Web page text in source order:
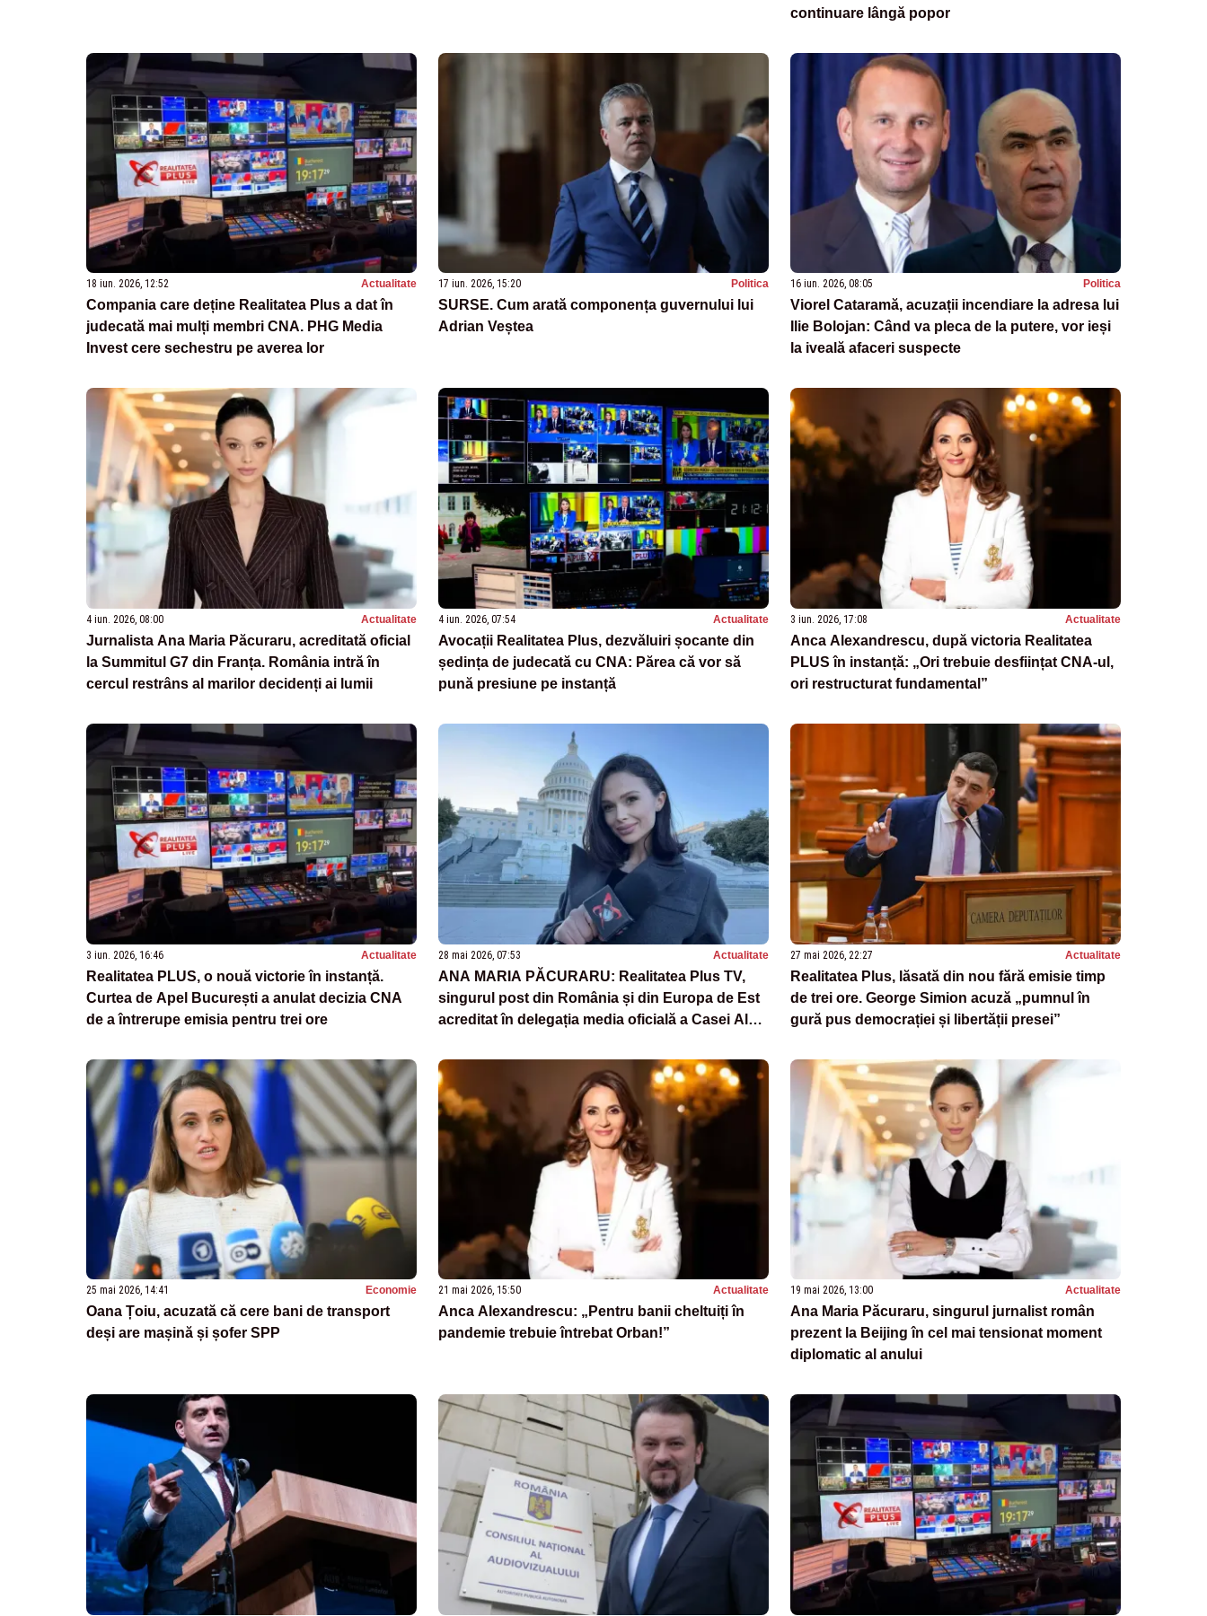
continuare lângă popor
18 iun. 2026, 12:52 Actualitate
Compania care deține Realitatea Plus a dat în
judecată mai mulți membri CNA. PHG Media
Invest cere sechestru pe averea lor
17 iun. 2026, 15:20 Politica
SURSE. Cum arată componența guvernului lui
Adrian Veștea
16 iun. 2026, 08:05 Politica
Viorel Cataramă, acuzații incendiare la adresa lui
Ilie Bolojan: Când va pleca de la putere, vor ieși
la iveală afaceri suspecte
4 iun. 2026, 08:00 Actualitate
Jurnalista Ana Maria Păcuraru, acreditată oficial
la Summitul G7 din Franța. România intră în
cercul restrâns al marilor decidenți ai lumii
4 iun. 2026, 07:54 Actualitate
Avocații Realitatea Plus, dezvăluiri șocante din
ședința de judecată cu CNA: Părea că vor să
pună presiune pe instanță
3 iun. 2026, 17:08 Actualitate
Anca Alexandrescu, după victoria Realitatea
PLUS în instanță: „Ori trebuie desființat CNA-ul,
ori restructurat fundamental”
3 iun. 2026, 16:46 Actualitate
Realitatea PLUS, o nouă victorie în instanță.
Curtea de Apel București a anulat decizia CNA
de a întrerupe emisia pentru trei ore
28 mai 2026, 07:53 Actualitate
ANA MARIA PĂCURARU: Realitatea Plus TV,
singurul post din România și din Europa de Est
acreditat în delegația media oficială a Casei Albe
27 mai 2026, 22:27 Actualitate
Realitatea Plus, lăsată din nou fără emisie timp
de trei ore. George Simion acuză „pumnul în
gură pus democrației și libertății presei”
25 mai 2026, 14:41 Economie
Oana Țoiu, acuzată că cere bani de transport
deși are mașină și șofer SPP
21 mai 2026, 15:50 Actualitate
Anca Alexandrescu: „Pentru banii cheltuiți în
pandemie trebuie întrebat Orban!”
19 mai 2026, 13:00 Actualitate
Ana Maria Păcuraru, singurul jurnalist român
prezent la Beijing în cel mai tensionat moment
diplomatic al anului